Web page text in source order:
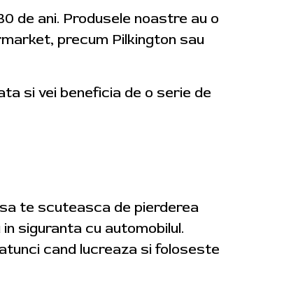
de ani. Produsele noastre au o
precum Pilkington sau
si vei beneficia de o serie de
te scuteasca de pierderea
siguranta cu automobilul.
cand lucreaza si foloseste